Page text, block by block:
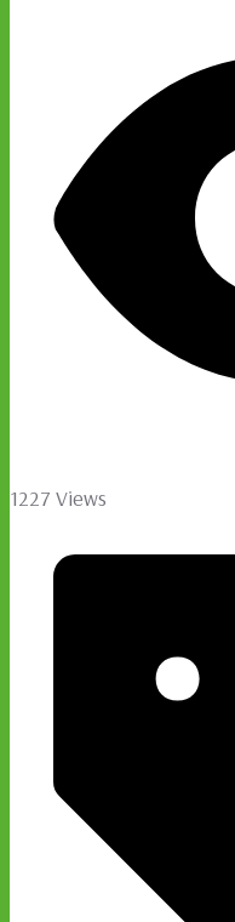
1227 Views